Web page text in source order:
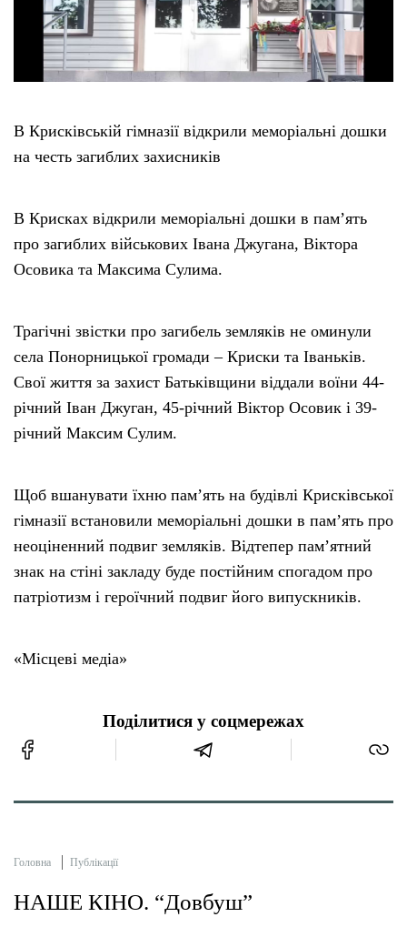
В Крисківській гімназії відкрили меморіальні дошки
на честь загиблих захисників
В Крисках відкрили меморіальні дошки в пам’ять
про загиблих військових Івана Джугана, Віктора
Осовика та Максима Сулима.
Трагічні звістки про загибель земляків не оминули
села Понорницької громади – Криски та Іваньків.
Свої життя за захист Батьківщини віддали воїни 44-
річний Іван Джуган, 45-річний Віктор Осовик і 39-
річний Максим Сулим.
Щоб вшанувати їхню пам’ять на будівлі Крисківської
гімназії встановили меморіальні дошки в пам’ять про
неоціненний подвиг земляків. Відтепер пам’ятний
знак на стіні закладу буде постійним спогадом про
патріотизм і героїчний подвиг його випускників.
«Місцеві медіа»
Поділитися у соцмережах
Головна Публікації
НАШЕ КІНО. “Довбуш”